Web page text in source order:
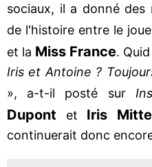
sociaux, il a donné des
de l'histoire entre le
et la Miss France.
Iris et Antoine ?
», a-t-il posté sur
Dupont et Iris
continuerait donc